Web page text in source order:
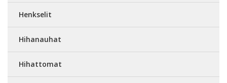
Henkselit
Hihanauhat
Hihattomat